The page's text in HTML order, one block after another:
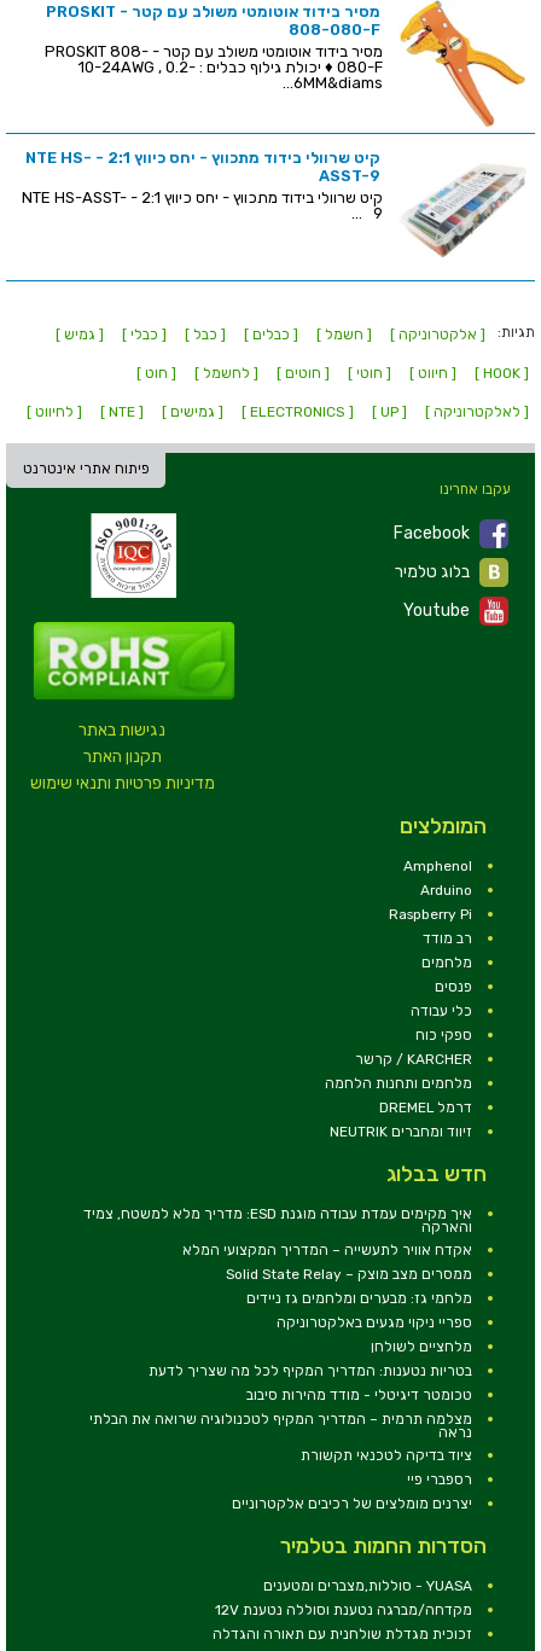
מסיר בידוד אוטומטי משולב עם קטר - PROSKIT
808-080-F
מסיר בידוד אוטומטי משולב עם קטר - PROSKIT 808-
080-F ♦ יכולת גילוף כבלים : 10-24AWG , 0.2-
6MM&diams...
קיט שרוולי בידוד מתכווץ - יחס כיווץ 2:1 - NTE HS-
ASST-9
קיט שרוולי בידוד מתכווץ - יחס כיווץ 2:1 - NTE HS-ASST-
9 ...
תגיות: [ אלקטרוניקה ] [ חשמל ] [ כבלים ] [ כבל ] [ כבלי ] [ גמיש ]
[ HOOK ] [ חיווט ] [ חוטי ] [ חוטים ] [ לחשמל ] [ חוט ]
[ לאלקטרוניקה ] [ UP ]
[ ELECTRONICS ] [ גמישים ] [ NTE ] [ לחיווט ]
פיתוח אתרי אינטרנט
נגישות באתר
תקנון האתר
מדיניות פרטיות ותנאי שימוש
עקבו אחרינו
Facebook
Youtube
המומלצים
Amphenol
Arduino
Raspberry Pi
רב מודד
מלחמים
פנסים
כלי עבודה
ספקי כוח
KARCHER / קרשר
מלחמים ותחנות הלחמה
דרמל DREMEL
זיווד ומחברים NEUTRIK
חדש בבלוג
איך מקימים עמדת עבודה מוגנת ESD: מדריך מלא למשטח, צמיד
והארקה
אקדח אוויר לתעשייה – המדריך המקצועי המלא
ממסרים מצב מוצק – Solid State Relay
מלחמי גז: מבערים ומלחמים גז ניידים
ספריי ניקוי מגעים באלקטרוניקה
מלחציים לשולחן
בטריות נטענות: המדריך המקיף לכל מה שצריך לדעת
טכומטר דיגיטלי - מודד מהירות סיבוב
מצלמה תרמית – המדריך המקיף לטכנולוגיה שרואה את הבלתי
נראה
ציוד בדיקה לטכנאי תקשורת
רספברי פיי
יצרנים מומלצים של רכיבים אלקטרוניים
הסדרות החמות בטלמיר
YUASA - סוללות,מצברים ומטענים
מקדחה/מברגה נטענת וסוללה נטענת 12V
זכוכית מגדלת שולחנית עם תאורה והגדלה